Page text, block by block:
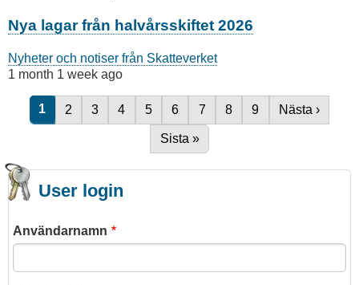
Nya lagar från halvårsskiftet 2026
Nyheter och notiser från Skatteverket
1 month 1 week ago
Paginering
Nuvarande sida
1 Sida
2 Sida
3 Sida
4 Sida
5 Sida
6 Sida
7 Sida
8 Sida
9 Nästa sida
Nästa ›
Sista sidan
Sista »
User login
Användarnamn